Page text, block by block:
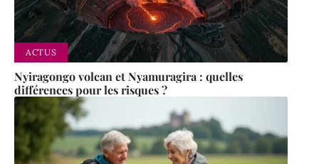
ACTUS
Nyiragongo volcan et Nyamuragira : quelles
différences pour les risques ?